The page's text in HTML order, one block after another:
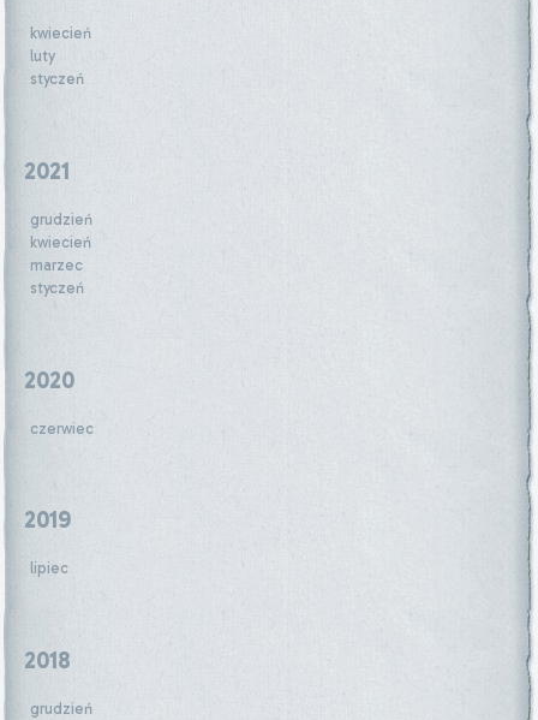
kwiecień
luty
styczeń
2021
grudzień
kwiecień
marzec
styczeń
2020
czerwiec
2019
lipiec
2018
grudzień